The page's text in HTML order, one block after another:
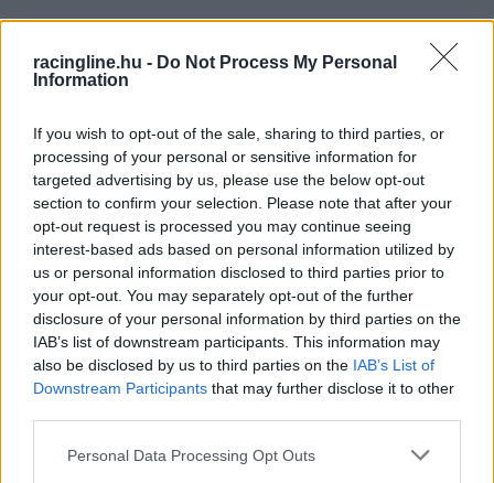
racingline.hu - Do Not Process My Personal
Information
If you wish to opt-out of the sale, sharing to third parties, or
processing of your personal or sensitive information for
targeted advertising by us, please use the below opt-out
section to confirm your selection. Please note that after your
opt-out request is processed you may continue seeing
interest-based ads based on personal information utilized by
us or personal information disclosed to third parties prior to
your opt-out. You may separately opt-out of the further
disclosure of your personal information by third parties on the
IAB’s list of downstream participants. This information may
also be disclosed by us to third parties on the IAB’s List of
Downstream Participants that may further disclose it to other
Please note that this website/app uses one or more Google
Personal Data Processing Opt Outs
A német versenyzők, André Kursim és Steffi
Halm megosztott hatodik helyen állnak. Kursim
háromra növelte idei összesített győzelmét, míg
Steffi Halm arra fog törekedni, hogy
megszerezze első győzelmét 2021-ben, miután
idén négyszer állhatott fel a dobogó második
fokára.
A német versenyzők, André Kursim és Steffi
Halm megosztott hatodik helyen állnak jelenleg.
Kursim újabb győzelmet szerzett Jaramában,